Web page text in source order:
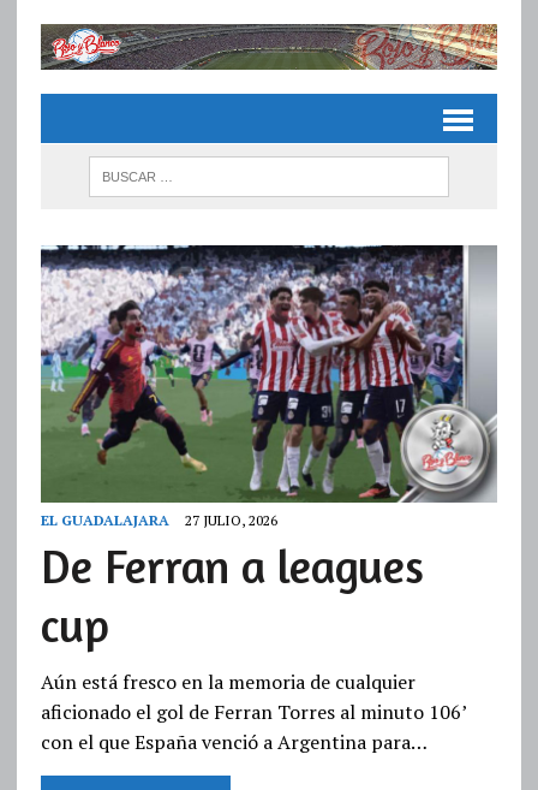
EL GUADALAJARA 27 JULIO, 2026
De Ferran a leagues
cup
Aún está fresco en la memoria de cualquier
aficionado el gol de Ferran Torres al minuto 106’
con el que España venció a Argentina para…